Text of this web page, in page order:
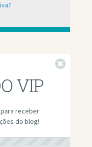
VIP
receber
do blog!